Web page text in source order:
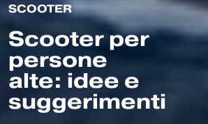
SCOOTER
Scooter per
persone
alte: idee e
suggerimenti